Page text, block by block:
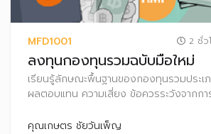
MFD1001 2 ชั่ว
ลงทุนกองทุนรวมฉบับมือใหม่
เรียนรู้ลักษณะพื้นฐานของกองทุนรวมประเ
ผลตอบแทน ความเสี่ยง ข้อควรระวังจากก
กองทุนรวมให้เหมาะกับตนเอง
คุณเกษตร ชัยวันเพ็ญ